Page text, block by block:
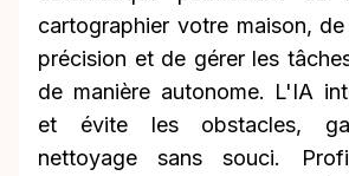
cartographier votre maison,
précision et de gérer les
de manière autonome. L'IA
et évite les obstacles,
nettoyage sans souci.